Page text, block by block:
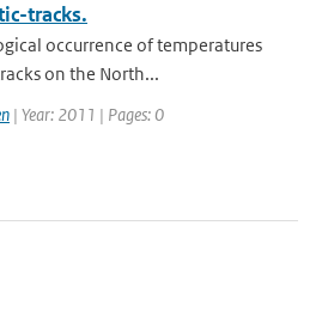
tracks.
occurrence of temperatures
on the North...
| Year: 2011 | Pages: 0